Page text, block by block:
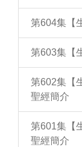
第604集【
第603集【
第602集【
聖經簡介
第601集【
聖經簡介